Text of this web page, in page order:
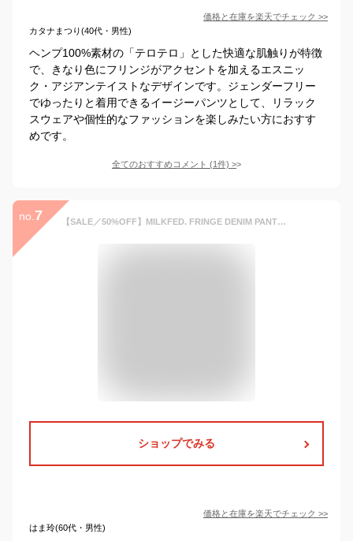
価格と在庫を楽天でチェック >>
カタナまつり(40代・男性)
ヘンプ100%素材の「テロテロ」とした快適な肌触りが特徴
で、きなり色にフリンジがアクセントを加えるエスニッ
ク・アジアンテイストなデザインです。ジェンダーフリー
でゆったりと着用できるイージーパンツとして、リラック
スウェアや個性的なファッションを楽しみたい方におすす
めです。
全てのおすすめコメント (1件) >
no. 7 【SALE／50%OFF】MILKFED. FRINGE DENIM PANTS ミルクフェド パンツ ジーンズ・デニムパンツ ブルー ホワイト【送料無料】
ショップでみる
価格と在庫を楽天でチェック >>
はま玲(60代・男性)